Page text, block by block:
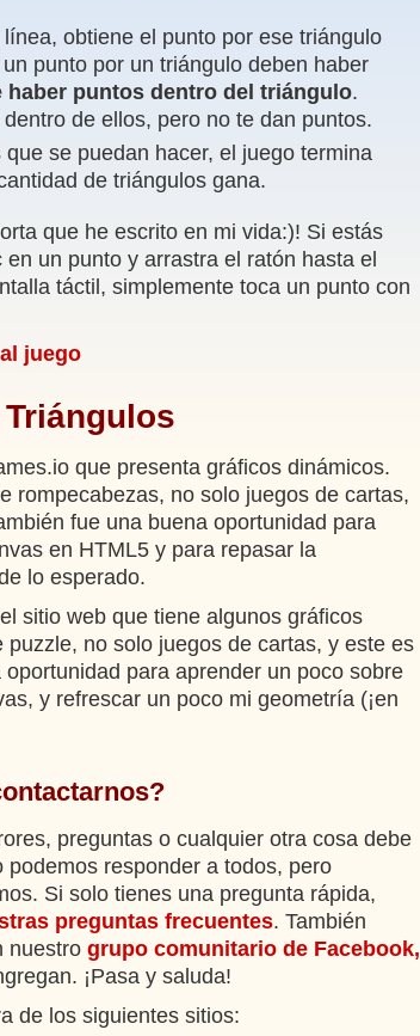
obtiene el punto por ese triángulo
punto por un triángulo deben haber
haber puntos dentro del triángulo.
de ellos, pero no te dan puntos.
se puedan hacer, el juego termina
de triángulos gana.
que he escrito en mi vida:)! Si estás
un punto y arrastra el ratón hasta el
táctil, simplemente toca un punto con
juego
que presenta gráficos dinámicos.
rompecabezas, no solo juegos de cartas,
fue una buena oportunidad para
en HTML5 y para repasar la
lo esperado.
sitio web que tiene algunos gráficos
no solo juegos de cartas, y este es
para aprender un poco sobre
y refrescar un poco mi geometría (¡en
preguntas o cualquier otra cosa debe
podemos responder a todos, pero
Si solo tienes una pregunta rápida,
preguntas frecuentes. También
nuestro grupo comunitario de Facebook,
¡Pasa y saluda!
de los siguientes sitios: